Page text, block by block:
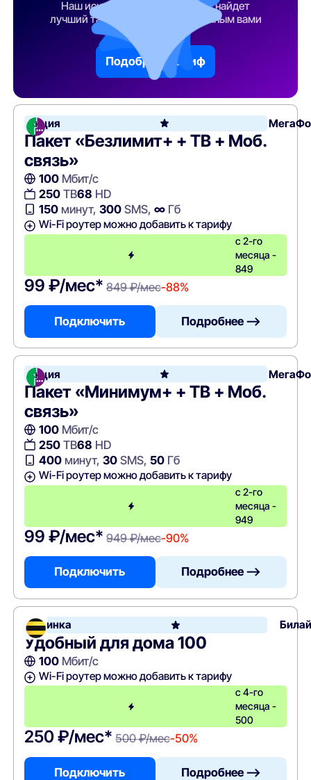
Наш искусственный интеллект найдет
лучший тарифный план по указанным вами
Подобрать тариф
Акция
Пакет «Безлимит+ + ТВ + Моб.
связь»
100Мбит/с
250ТВ68 HD
150минут, 300SMS, ∞Гб
Wi-Fi роутер можно добавить к тарифу
с 2-го
месяца -
849
99 ₽/мес* 849 ₽/мес-88%
Подключить Подробнее —>
Акция
Пакет «Минимум+ + ТВ + Моб.
связь»
100Мбит/с
250ТВ68 HD
400минут, 30SMS, 50Гб
Wi-Fi роутер можно добавить к тарифу
с 2-го
месяца -
949
99 ₽/мес* 949 ₽/мес-90%
Подключить Подробнее —>
Новинка
Удобный для дома 100
100Мбит/с
Wi-Fi роутер можно добавить к тарифу
с 4-го
месяца -
500
250 ₽/мес* 500 ₽/мес-50%
Подключить Подробнее —>